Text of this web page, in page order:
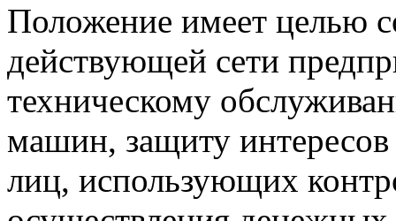
Положение имеет целью
действующей сети
техническому
машин, защиту
лиц, использующих